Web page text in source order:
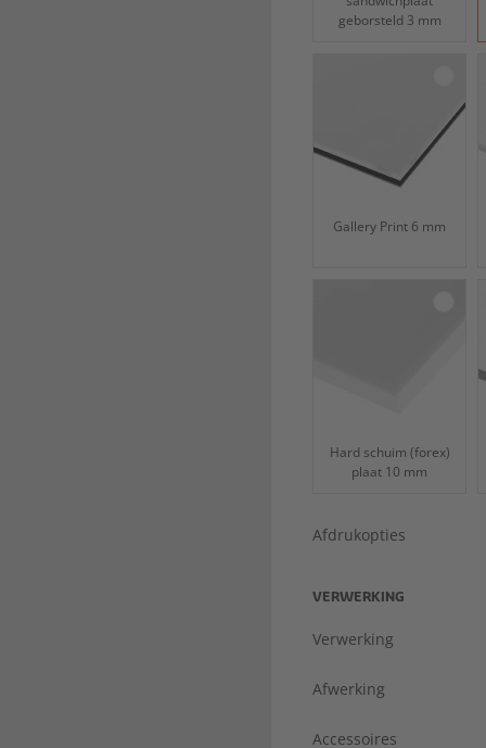
geborsteld 3 mm
Gallery Print 6 mm
Hard schuim (forex)
plaat 10 mm
Afdrukopties
VERWERKING
Verwerking
Afwerking
Accessoires